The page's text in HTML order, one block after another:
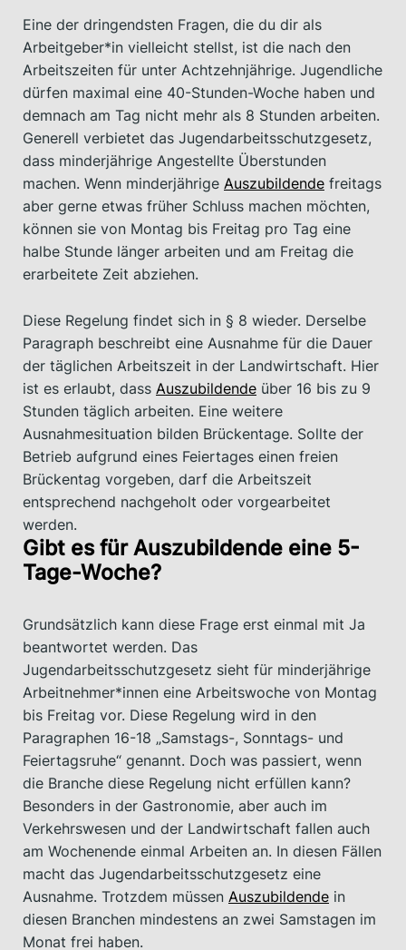
Eine der dringendsten Fragen, die du dir als
Arbeitgeber*in vielleicht stellst, ist die nach den
Arbeitszeiten für unter Achtzehnjährige. Jugendliche
dürfen maximal eine 40-Stunden-Woche haben und
demnach am Tag nicht mehr als 8 Stunden arbeiten.
Generell verbietet das Jugendarbeitsschutzgesetz,
dass minderjährige Angestellte Überstunden
machen. Wenn minderjährige Auszubildende freitags
aber gerne etwas früher Schluss machen möchten,
können sie von Montag bis Freitag pro Tag eine
halbe Stunde länger arbeiten und am Freitag die
erarbeitete Zeit abziehen.
Diese Regelung findet sich in § 8 wieder. Derselbe
Paragraph beschreibt eine Ausnahme für die Dauer
der täglichen Arbeitszeit in der Landwirtschaft. Hier
ist es erlaubt, dass Auszubildende über 16 bis zu 9
Stunden täglich arbeiten. Eine weitere
Ausnahmesituation bilden Brückentage. Sollte der
Betrieb aufgrund eines Feiertages einen freien
Brückentag vorgeben, darf die Arbeitszeit
entsprechend nachgeholt oder vorgearbeitet
werden.
Gibt es für Auszubildende eine 5-
Tage-Woche?
Grundsätzlich kann diese Frage erst einmal mit Ja
beantwortet werden. Das
Jugendarbeitsschutzgesetz sieht für minderjährige
Arbeitnehmer*innen eine Arbeitswoche von Montag
bis Freitag vor. Diese Regelung wird in den
Paragraphen 16-18 „Samstags-, Sonntags- und
Feiertagsruhe“ genannt. Doch was passiert, wenn
die Branche diese Regelung nicht erfüllen kann?
Besonders in der Gastronomie, aber auch im
Verkehrswesen und der Landwirtschaft fallen auch
am Wochenende einmal Arbeiten an. In diesen Fällen
macht das Jugendarbeitsschutzgesetz eine
Ausnahme. Trotzdem müssen Auszubildende in
diesen Branchen mindestens an zwei Samstagen im
Monat frei haben.